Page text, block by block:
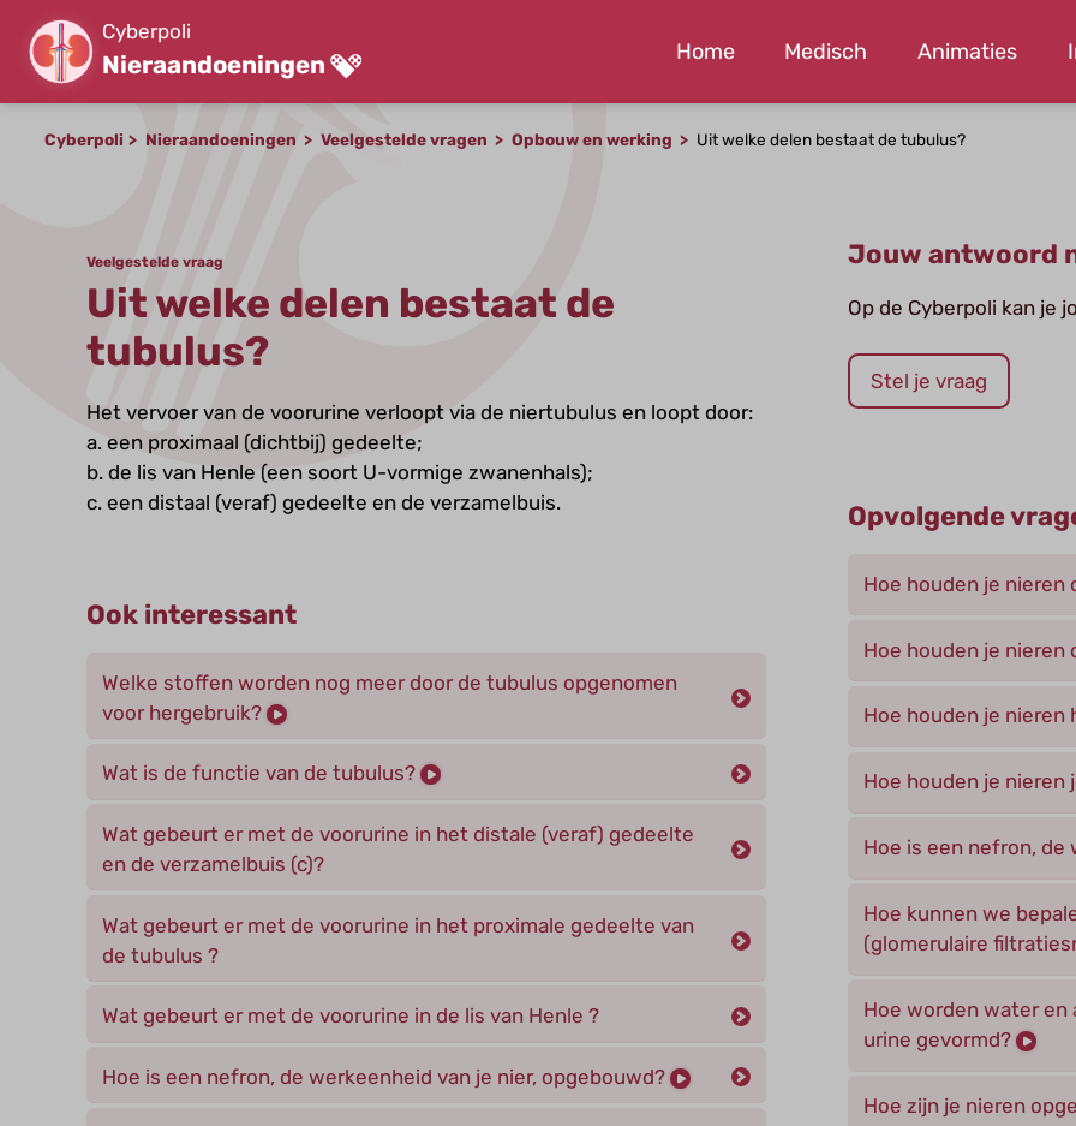
Cyberpoli
Nieraandoeningen Home Medisch Animaties
Cyberpoli Nieraandoeningen Veelgestelde vragen Opbouw en werking Uit welke delen bestaat de tubulus?
Veelgestelde vraag
Uit welke delen bestaat de
tubulus?
Het vervoer van de voorurine verloopt via de niertubulus en loopt door:
a. een proximaal (dichtbij) gedeelte;
b. de lis van Henle (een soort U-vormige zwanenhals);
c. een distaal (veraf) gedeelte en de verzamelbuis.
Ook interessant
Welke stoffen worden nog meer door de tubulus opgenomen
voor hergebruik?
Wat is de functie van de tubulus?
Wat gebeurt er met de voorurine in het distale (veraf) gedeelte
en de verzamelbuis (c)?
Wat gebeurt er met de voorurine in het proximale gedeelte van
de tubulus ?
Wat gebeurt er met de voorurine in de lis van Henle ?
Hoe is een nefron, de werkeenheid van je nier, opgebouwd?
Jouw antwoord
Op de Cyberpoli kan je
Stel je vraag
Opvolgende
Hoe houden je nieren
Hoe houden je nieren
Hoe houden je
Hoe houden je nieren
Hoe is een nefron, de
Hoe kunnen we
(glomerulaire
Hoe worden water
urine gevormd?
Hoe zijn je nieren